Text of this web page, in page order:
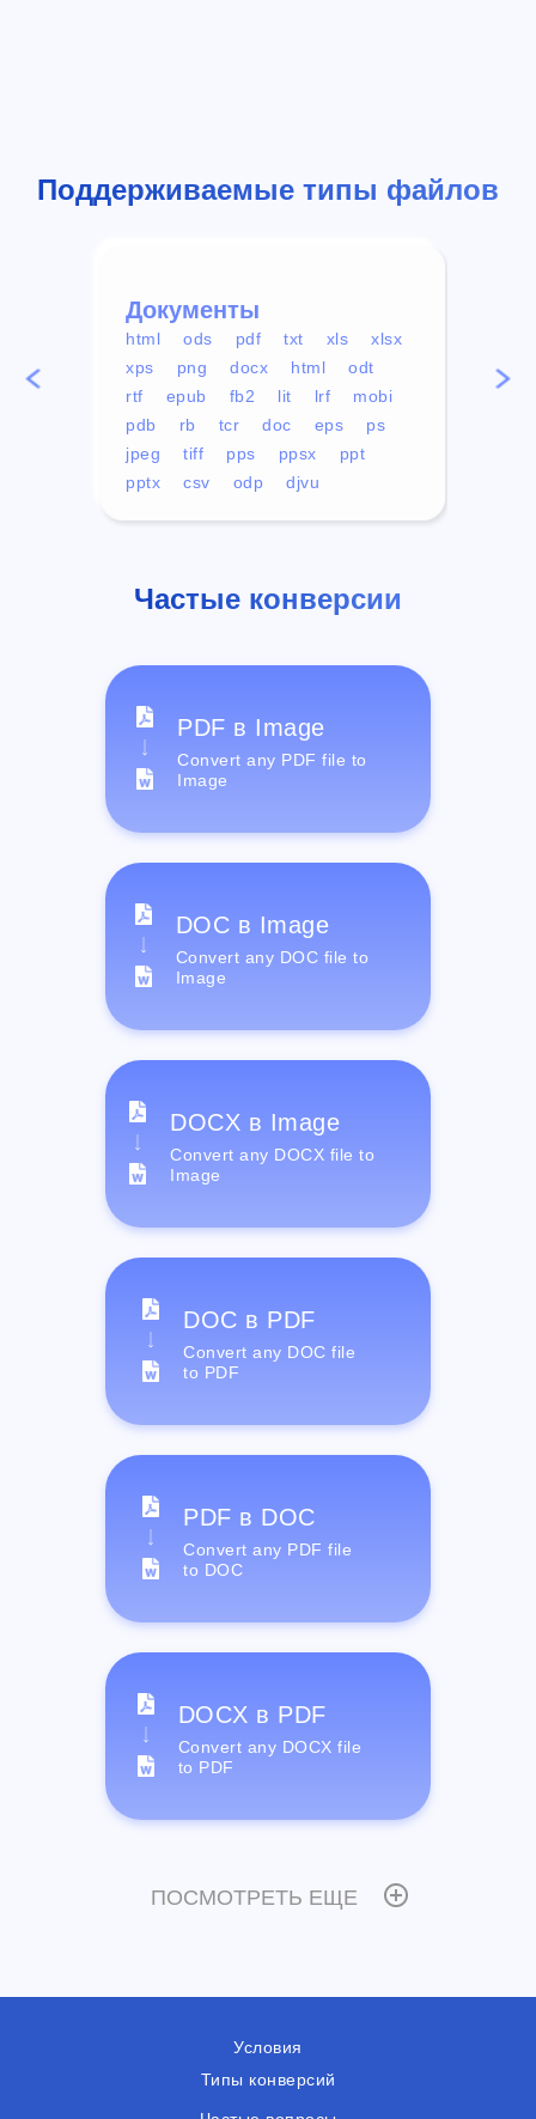
Поддерживаемые типы файлов
Документы
html ods pdf txt xls
xlsx
xps
png docx html
odt
rtf
epub fb2 lit lrf
mobi
pdb
rb tcr doc eps
ps
jpeg
tiff pps ppsx
ppt
pptx
csv odp djvu
mp4
Частые конверсии
PDF в Image
Convert any PDF file to
Image
DOC в Image
Convert any DOC file to
Image
DOCX в Image
Convert any DOCX file to
Image
DOC в PDF
Convert any DOC file
to PDF
PDF в DOC
Convert any PDF file
to DOC
DOCX в PDF
Convert any DOCX file
to PDF
ПОСМОТРЕТЬ ЕЩЕ
Условия
Типы конверсий